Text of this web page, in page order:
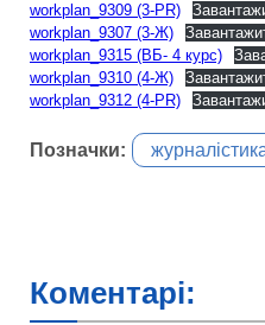
workplan_9309 (3-PR)
workplan_9307 (3-Ж)
workplan_9315 (ВБ- 4 курс)
workplan_9310 (4-Ж)
workplan_9312 (4-PR)
Позначки:
Коментарі: